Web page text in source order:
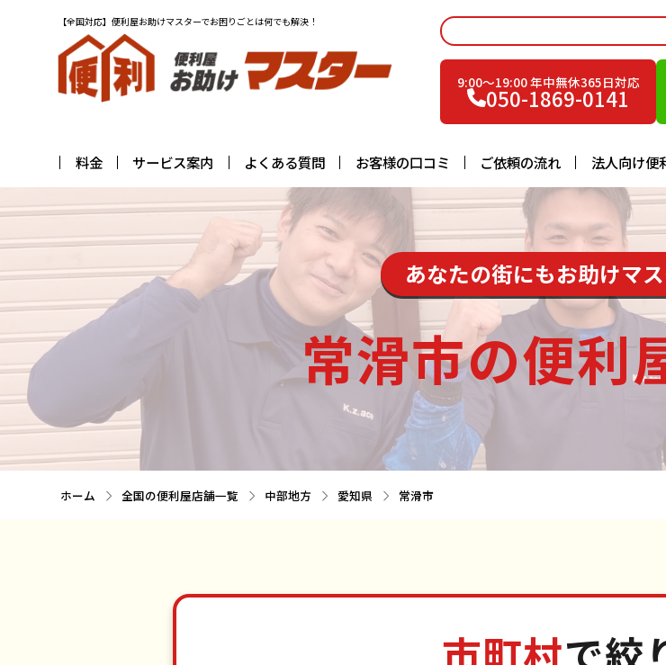
【全国対応】便利屋お助けマスターでお困りごとは何でも解決！
9:00〜19:00 年中無休365日対応
050-1869-0141
料金 サービス案内 よくある質問 お客様の口コミ ご依頼の流れ 法人向け便
あなたの街にもお助けマ
常滑市の便利
ホーム 全国の便利屋店舗一覧 中部地方 愛知県 常滑市